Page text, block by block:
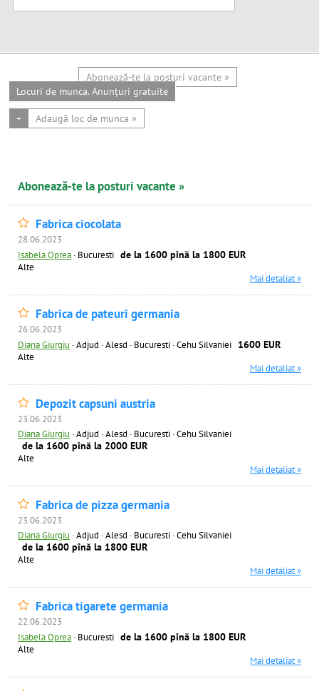
Abonează-te la posturi vacante »
Locuri de munca. Anunțuri gratuite
+ Adaugă loc de munca »
Abonează-te la posturi vacante »
Fabrica ciocolata
28.06.2023
Isabela Oprea · Bucuresti de la 1600 pînă la 1800 EUR
Alte
Mai detaliat »
Fabrica de pateuri germania
26.06.2023
Diana Giurgiu ·Adjud · Alesd · Bucuresti · Cehu Silvaniei 1600 EUR
Alte
Mai detaliat »
Depozit capsuni austria
23.06.2023
Diana Giurgiu ·Adjud · Alesd · Bucuresti · Cehu Silvaniei
de la 1600 pînă la 2000 EUR
Alte
Mai detaliat »
Fabrica de pizza germania
23.06.2023
Diana Giurgiu ·Adjud · Alesd · Bucuresti · Cehu Silvaniei
de la 1600 pînă la 1800 EUR
Alte
Mai detaliat »
Fabrica tigarete germania
22.06.2023
Isabela Oprea · Bucuresti de la 1600 pînă la 1800 EUR
Alte
Mai detaliat »